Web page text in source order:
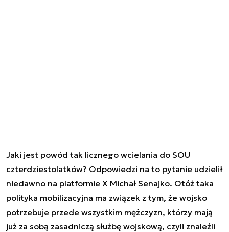
Jaki jest powód tak licznego wcielania do SOU
czterdziestolatków? Odpowiedzi na to pytanie udzielił
niedawno na platformie X Michał Senajko. Otóż taka
polityka mobilizacyjna ma związek z tym, że wojsko
potrzebuje przede wszystkim mężczyzn, którzy mają
już za sobą zasadniczą służbę wojskową, czyli znaleźli